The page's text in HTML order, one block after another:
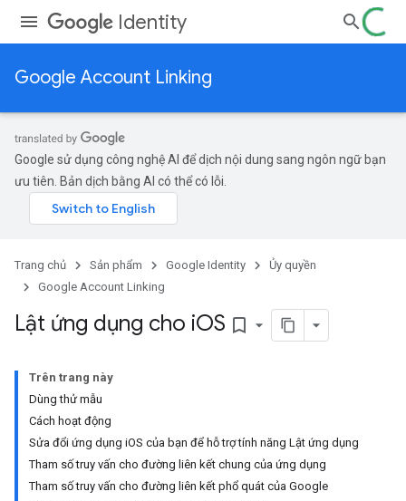
Identity
Google Account Linking
Google sử dụng công nghệ AI để dịch nội dung sang ngôn ngữ bạn
ưu tiên. Bản dịch bằng AI có thể có lỗi.
Trang chủ Sản phẩm Google Identity
Ủy quyền
Google Account Linking
Lật ứng dụng cho iOS bookmark_border
Trên trang này
Dùng thử mẫu
Cách hoạt động
Sửa đổi ứng dụng iOS của bạn để hỗ trợ tính năng Lật ứng dụng
Tham số truy vấn cho đường liên kết chung của ứng dụng
Tham số truy vấn cho đường liên kết phổ quát của Google